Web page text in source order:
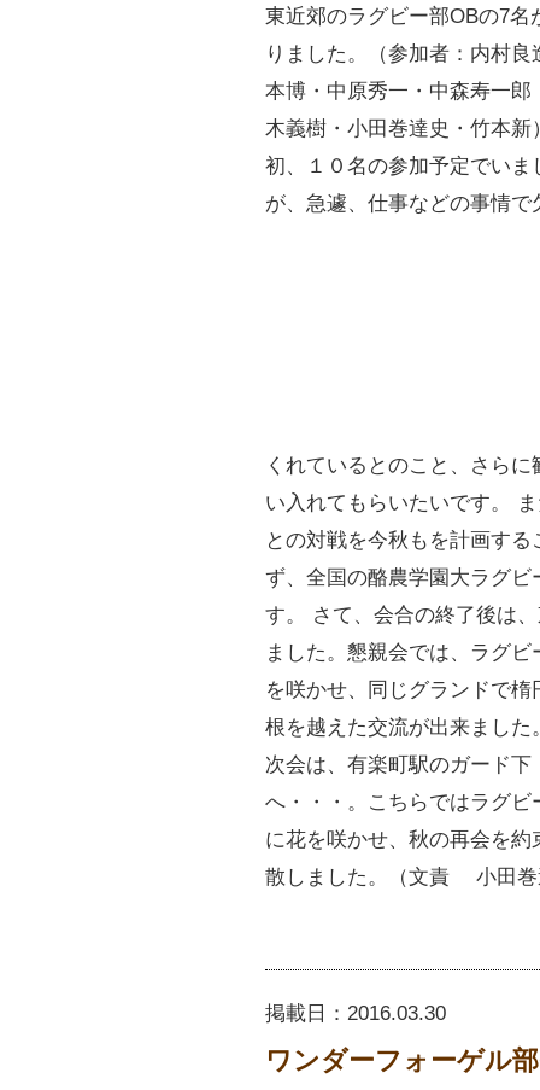
東近郊のラグビー部OBの7名
りました。（参加者：内村良
本博・中原秀一・中森寿一郎
木義樹・小田巻達史・竹本新
初、１０名の参加予定でいま
が、急遽、仕事などの事情
くれているとのこと、さら
い入れてもらいたいです。
との対戦を今秋もを計画す
ず、全国の酪農学園大ラグ
す。 さて、会合の終了後は
ました。懇親会では、ラグ
を咲かせ、同じグランドで
根を越えた交流が出来ました
次会は、有楽町駅のガード下
へ・・・。こちらではラグビ
に花を咲かせ、秋の再会を約
散しました。（文責 小田巻
掲載日： 2016.03.30
ワンダーフォーゲル